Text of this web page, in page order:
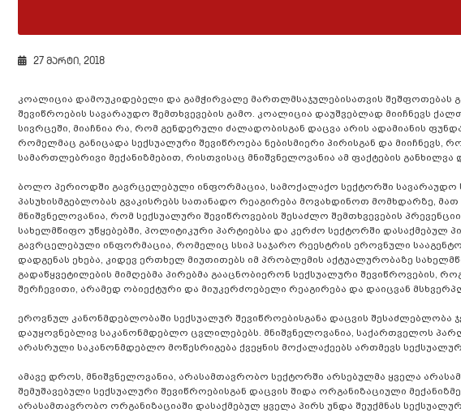
27 მარტი, 2018
კოალიცია დამოუკიდებელი და გამჭირვალე მართლმსაჯულებისათვის
შევიწროების სავარაუდო შემთხვევების გამო. კოალიცია დაუშვებლად მიიჩნევს
სივრცეში, მიაჩნია რა, რომ გენდერული ძალადობისგან დაცვა არის ადამიანის
რომელმაც განიცადა სექსუალური შევიწროება ნებისმიერი პირისგან და მიიჩნევს,
სამართლებრივი მექანიზმებით, რისთვისაც მნიშვნელოვანია ამ ფაქტების
ბოლო პერიოდში გავრცელებული ინფორმაცია, სამოქალაქო სექტორში სავარაუდო
პასუხისმგებლობას გვაკისრებს სათანადო რეაგირება მოვახდინოთ მომხდარზე,
მნიშვნელოვანია, რომ სექსუალური შევიწროვების შესაძლო შემთხვევების
სახელმწიფო უწყებებში, პოლიტიკური პარტიებსა და კერძო სექტორში დასაქმებულ
გავრცელებული ინფორმაცია, რომელიც სსიპ საჯარო რეესტრის ეროვნული
დადგენას ეხება, კიდევ ერთხელ მიუთითებს იმ პრობლემის აქტუალურობაზე
გადაწყვეტილების მიმღებმა პირებმა გააცნობიერონ სექსუალური შევიწროვების,
შერჩევითი, არამედ ობიექტური და მიუკერძოებელი რეაგირება და დაიცვან
ეროვნულ კანონმდებლობაში სექსუალურ შევიწროებისგანა დაცვის შესაძლებლობა
დაუყოვნებლივ საკანონმდებლო ცვლილებებს. მნიშვნელოვანია, საქართველოს
არასრული საკანონმდებლო მოწესრიგება ქვეყნის მოქალაქეებს ართმევს
ამავე დროს, მნიშვნელოვანია, არასამთავრობო სექტორში არსებულმა ყველა
შემუშავებული სექსუალური შევიწროებისგან დაცვის შიდა ორგანიზაციული
არასამთავრობო ორგანიზაციაში დასაქმებულ ყველა პირს უნდა შეუქმნას